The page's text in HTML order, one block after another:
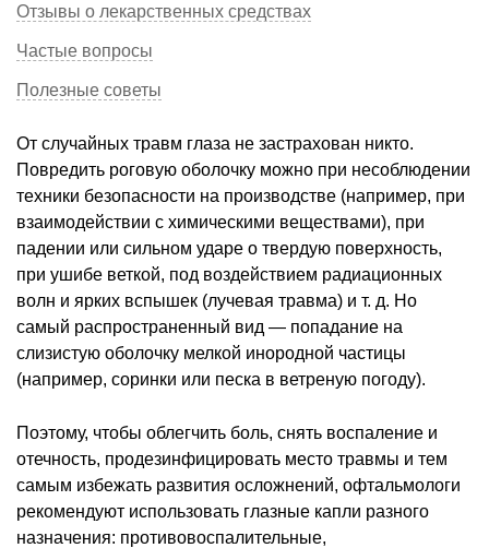
Отзывы о лекарственных средствах
Частые вопросы
Полезные советы
От случайных травм глаза не застрахован никто.
Повредить роговую оболочку можно при несоблюдении
техники безопасности на производстве (например, при
взаимодействии с химическими веществами), при
падении или сильном ударе о твердую поверхность,
при ушибе веткой, под воздействием радиационных
волн и ярких вспышек (лучевая травма) и т. д. Но
самый распространенный вид — попадание на
слизистую оболочку мелкой инородной частицы
(например, соринки или песка в ветреную погоду).
Поэтому, чтобы облегчить боль, снять воспаление и
отечность, продезинфицировать место травмы и тем
самым избежать развития осложнений, офтальмологи
рекомендуют использовать глазные капли разного
назначения: противовоспалительные,